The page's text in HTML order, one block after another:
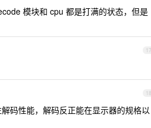
模块和 cpu 都是打满的状态，但是
17
18
码性能，解码反正能在显示器的规格以